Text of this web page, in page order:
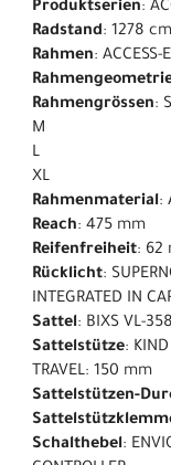
Produktserien:
Radstand: 1278 cm
Rahmen:
Rahmengrössen: S
M
L
XL
Rahmenmaterial:
Reach: 475 mm
Reifenfreiheit: 62
Rücklicht:
INTEGRATED IN
Sattel: BIXS VL-
Sattelstütze:
TRAVEL: 150 mm
Sattelstützen-
Schalthebel: